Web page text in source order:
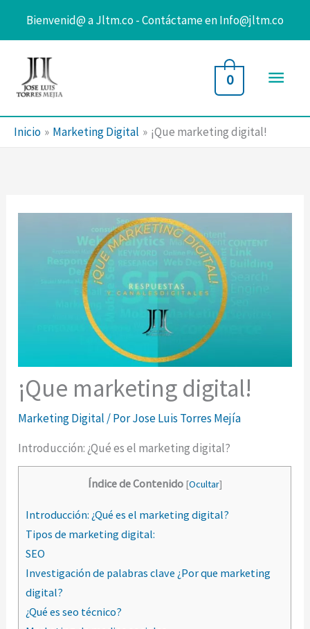
Bienvenid@ a Jltm.co - Contáctame en Info@jltm.co
contenido
0
Inicio Marketing Digital ¡Que marketing digital!
¡Que marketing digital!
Marketing Digital / PorJose Luis Torres Mejía
Introducción: ¿Qué es el marketing digital?
Índice de Contenido [Ocultar]
Introducción: ¿Qué es el marketing digital?
Tipos de marketing digital:
SEO
Investigación de palabras clave ¿Por que marketing
digital?
¿Qué es seo técnico?